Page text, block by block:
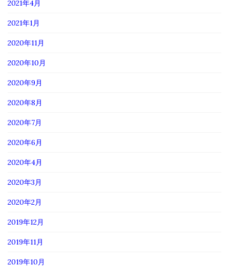
2021年4月
2021年1月
2020年11月
2020年10月
2020年9月
2020年8月
2020年7月
2020年6月
2020年4月
2020年3月
2020年2月
2019年12月
2019年11月
2019年10月